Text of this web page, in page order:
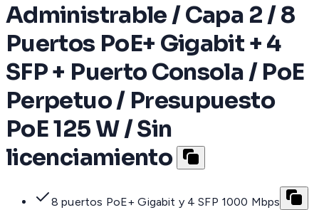
Administrable / Capa 2 / 8
Puertos PoE+ Gigabit + 4
SFP + Puerto Consola / PoE
Perpetuo / Presupuesto
PoE 125 W / Sin
licenciamiento
8 puertos PoE+ Gigabit y 4 SFP 1000 Mbps